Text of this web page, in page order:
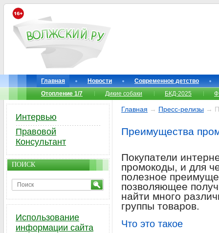
Главная Новости
Современное детство
Отопление 1/7
Дикие собаки БКД-2025
Главная → Пресс-релизы →
Преимущества
Покупатели
промокоды, и для
полезное
позволяющее
найти много
группы товаров.
Что это такое
Интервью
Правовой
Консультант
ПОИСК
Использование
информации сайта